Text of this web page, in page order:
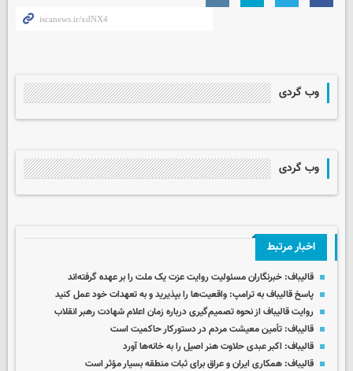
وب گردی
وب گردی
اخبار مرتبط
قالیباف: خبرنگاران مسئولیت روایت عزت یک ملت را بر عهده گرفته‌اند
پاسخ قالیباف به ترامپ: واقعیت‌ها را بپذیرید و به تعهدات خود عمل کنید
روایت قالیباف از نحوه تصمیم‌گیری درباره زمان اعلام شهادت رهبر انقلاب
قالیباف: تأمین معیشت مردم در دستورکار حاکمیت است
قالیباف: اکبر عبدی حلاوت هنر اصیل را به خانه‌ها آورد
قالیباف: همکاری‌ ایران و عراق برای ثبات منطقه بسیار مؤثر است